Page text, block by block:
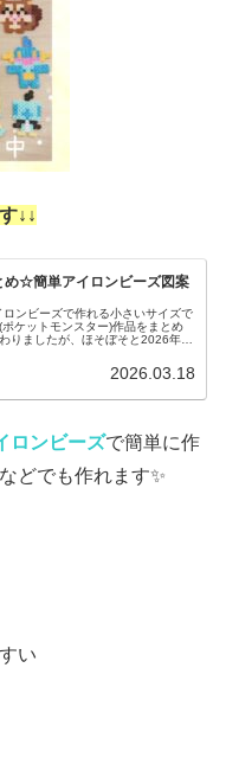
↓ ↓
め☆簡単アイロンビーズ図案
ンビーズで作れる小さいサイズで
ケットモンスター)作品をまとめ
りましたが、ほそぼそと2026年も
2026.03.18
ロンビーズで簡単に作
どでも作れます✨
い